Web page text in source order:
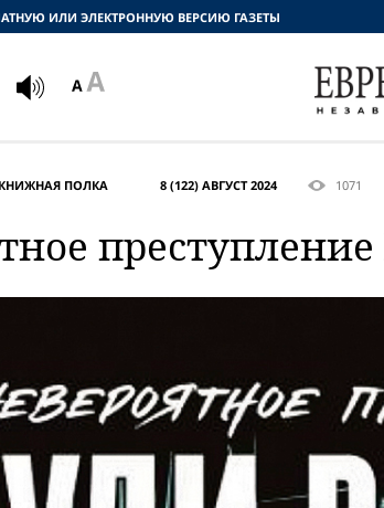
КНИЖНАЯ ПОЛКА 8 (122) АВГУСТ 2024 1071
ИЛИ ЭЛЕКТРОННУЮ ВЕРСИЮ ГАЗЕТЫ